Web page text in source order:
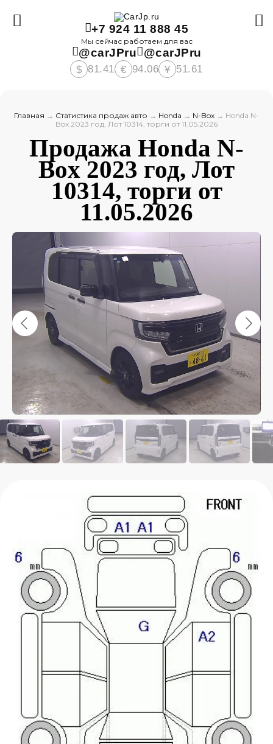
+7 924 11 888 45
Мы сейчас работаем для вас
@carJPru @carJPru
$ 81.41 € 94.06 ¥ 51.61
Главная → Статистика продаж авто → Honda → N-Box → Honda N-
Box 2023 год, Лот 10314, торги от 11.05.2026
Продажа Honda N-
Box 2023 год, Лот
10314, торги от
11.05.2026